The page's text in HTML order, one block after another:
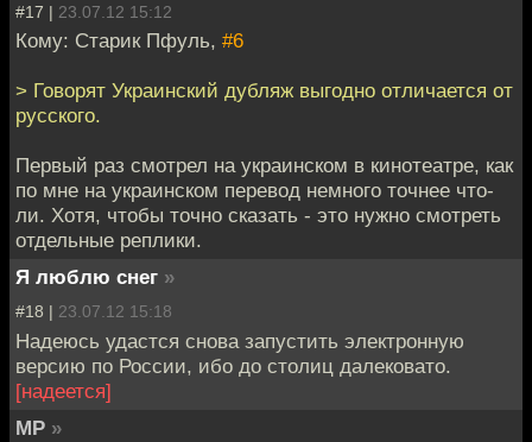
#17 | 23.07.12 15:12
Кому: Старик Пфуль, #6
> Говорят Украинский дубляж выгодно отличается от
русского.
Первый раз смотрел на украинском в кинотеатре, как
по мне на украинском перевод немного точнее что-
ли. Хотя, чтобы точно сказать - это нужно смотреть
отдельные реплики.
Я люблю снег »
#18 | 23.07.12 15:18
Надеюсь удастся снова запустить электронную
версию по России, ибо до столиц далековато.
[надеется]
MP »